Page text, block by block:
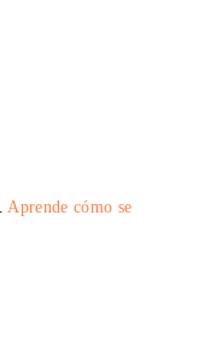
Aprende cómo se